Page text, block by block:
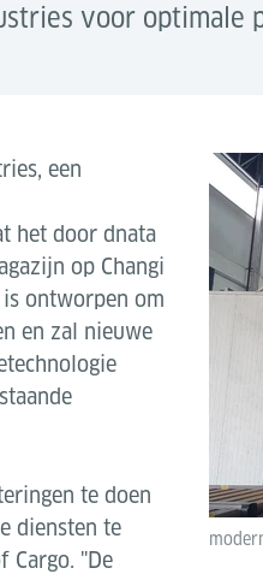
voor optimale
een
het door dnata
op Changi
ontworpen om
en zal nieuwe
te doen
diensten te
Cargo. "De